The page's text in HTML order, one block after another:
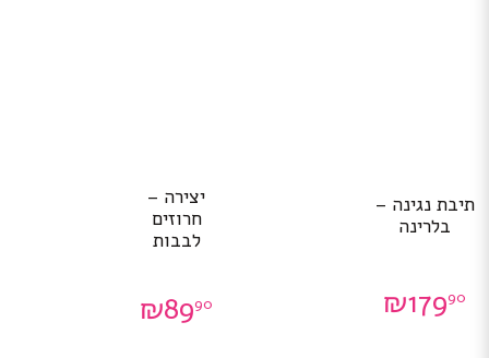
תיבת נגינה –
בלרינה
₪17990
יצירה –
חרוזים
לבבות
₪8990